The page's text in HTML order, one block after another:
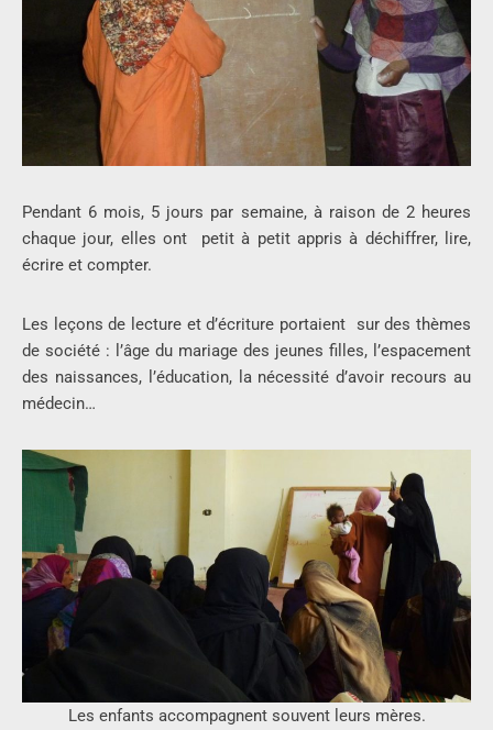
Pendant 6 mois, 5 jours par semaine, à raison de 2 heures
chaque jour, elles ont petit à petit appris à déchiffrer, lire,
écrire et compter.
Les leçons de lecture et d’écriture portaient sur des thèmes
de société : l’âge du mariage des jeunes filles, l’espacement
des naissances, l’éducation, la nécessité d’avoir recours au
médecin…
Les enfants accompagnent souvent leurs mères.